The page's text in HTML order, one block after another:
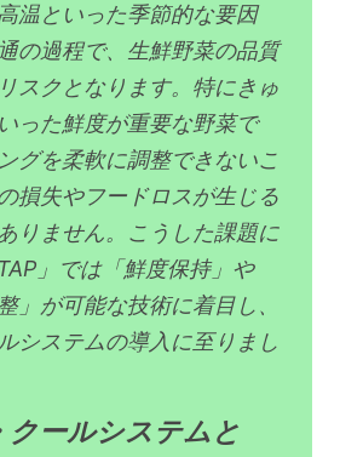
温といった季節的な要因
の過程で、生鮮野菜の品質
スクとなります。特にきゅ
った鮮度が重要な野菜で
グを柔軟に調整できないこ
損失やフードロスが生じる
りません。こうした課題に
」では「鮮度保持」や
」が可能な技術に着目し、
システムの導入に至りまし
クールシステムと